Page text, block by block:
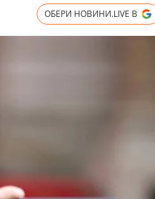
ОБЕРИ НОВИНИ.LIVE В